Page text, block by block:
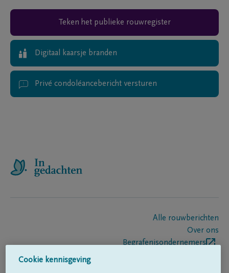
Teken het publieke rouwregister
Digitaal kaarsje branden
Privé condoléancebericht versturen
Alle rouwberichten
Over ons
Begrafenisondernemers
Cookie kennisgeving